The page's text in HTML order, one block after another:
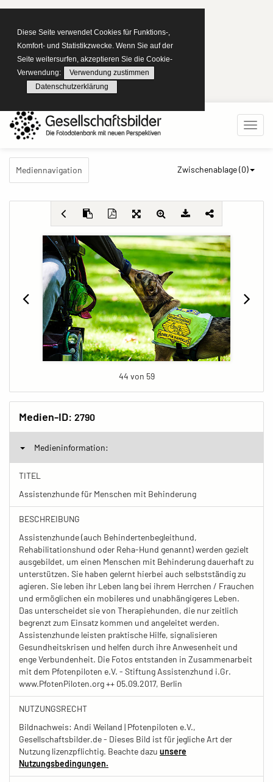
Diese Seite verwendet Cookies für Funktions-,
Komfort- und Statistikzwecke. Wenn Sie auf der
Seite weitersurfen, akzeptieren Sie die Cookie-
Verwendung:
Verwendung zustimmen
Datenschutzerklärung
Mediennavigation Zwischenablage (0)
44 von 59
Medien-ID: 2790
Medieninformation:
TITEL
Assistenzhunde für Menschen mit Behinderung
BESCHREIBUNG
Assistenzhunde (auch Behindertenbegleithund,
Rehabilitationshund oder Reha-Hund genannt) werden gezielt
ausgebildet, um einen Menschen mit Behinderung dauerhaft zu
unterstützen. Sie haben gelernt hierbei auch selbstständig zu
agieren. Sie leben ihr Leben lang bei ihrem Herrchen / Frauchen
und ermöglichen ein mobileres und unabhängigeres Leben.
Das unterscheidet sie von Therapiehunden, die nur zeitlich
begrenzt zum Einsatz kommen und angeleitet werden.
Assistenzhunde leisten praktische Hilfe, signalisieren
Gesundheitskrisen und helfen durch ihre Anwesenheit und
enge Verbundenheit. Die Fotos entstanden in Zusammenarbeit
mit dem Pfotenpiloten e.V. - Stiftung Assistenzhund i.Gr.
www.PfotenPiloten.org ++ 05.09.2017, Berlin
NUTZUNGSRECHT
Bildnachweis: Andi Weiland | Pfotenpiloten e.V.,
Gesellschaftsbilder.de - Dieses Bild ist für jegliche Art der
Nutzung lizenzpflichtig. Beachte dazu unsere
Nutzungsbedingungen.